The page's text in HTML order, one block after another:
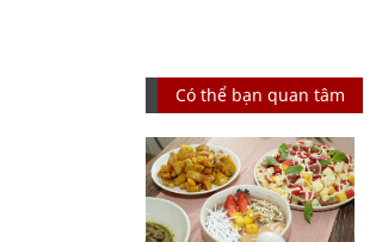
Có thể bạn quan tâm